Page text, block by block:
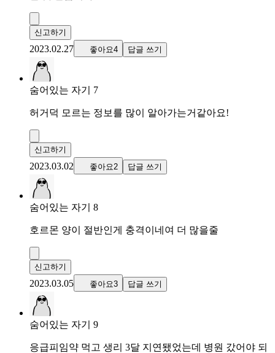
신고하기
2023.02.27 좋아요4 답글 쓰기
숨어있는 자기 7
허거덕 모르는 정보를 많이 알아가는거같아요!
신고하기
2023.03.02 좋아요2 답글 쓰기
숨어있는 자기 8
호르몬 양이 절반인게 충격이네여 더 많을줄
신고하기
2023.03.05 좋아요3 답글 쓰기
숨어있는 자기 9
응급피임약 먹고 생리 3달 지연됐었는데 병원 갔어야 되